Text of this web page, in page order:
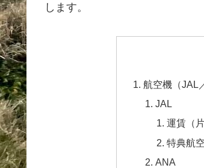
します。
航空機（JAL
JAL
運賃（片
特典航
ANA